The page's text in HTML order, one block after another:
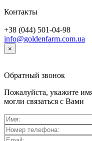
Контакты
+38 (044) 501-04-98
info@goldenfarm.com.ua
×
Обратный звонок
Пожалуйста, укажите
могли связаться с Вами